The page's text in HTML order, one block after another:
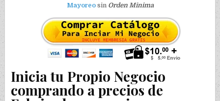
Mayoreosin Orden Minima
Inicia tu Propio Negocio
comprando a precios de